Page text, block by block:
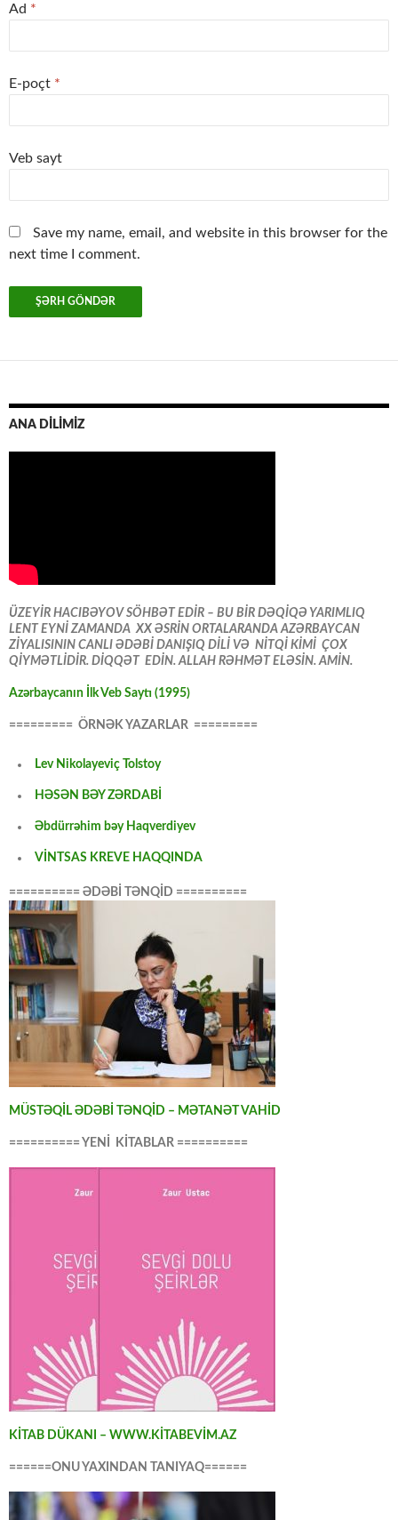
Ad *
E-poçt *
Veb sayt
Save my name, email, and website in this browser for the
next time I comment.
ANA DİLİMİZ
ÜZEYİR HACIBƏYOV SÖHBƏT EDİR – BU BİR DƏQİQƏ YARIMLIQ
LENT EYNİ ZAMANDA XX ƏSRİN ORTALARANDA AZƏRBAYCAN
ZİYALISININ CANLI ƏDƏBİ DANIŞIQ DİLİ VƏ NİTQİ KİMİ ÇOX
QİYMƏTLİDİR. DİQQƏT EDİN. ALLAH RƏHMƏT ELƏSİN. AMİN.
Azərbaycanın İlk Veb Saytı (1995)
========= ÖRNƏK YAZARLAR =========
Lev Nikolayeviç Tolstoy
HƏSƏN BƏY ZƏRDABİ
Əbdürrəhim bəy Haqverdiyev
VİNTSAS KREVE HAQQINDA
========== ƏDƏBİ TƏNQİD ==========
MÜSTƏQİL ƏDƏBİ TƏNQİD – MƏTANƏT VAHİD
========== YENİ KİTABLAR ==========
KİTAB DÜKANI – WWW.KİTABEVİM.AZ
======ONU YAXINDAN TANIYAQ======